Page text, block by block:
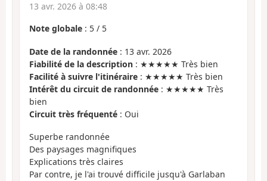
13 avr. 2026 à 08:48
Note globale : 5 / 5
Date de la randonnée : 13 avr. 2026
Fiabilité de la description : ★★★★★ Très bien
Facilité à suivre l'itinéraire : ★★★★★ Très bien
Intérêt du circuit de randonnée : ★★★★★ Très
bien
Circuit très fréquenté : Oui
Superbe randonnée
Des paysages magnifiques
Explications très claires
Par contre, je l'ai trouvé difficile jusqu'à Garlaban